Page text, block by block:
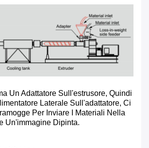
Un Adattatore Sull'estrusore, Quindi
Laterale Sull'adattatore, Ci
Per Inviare I Materiali Nella
Un'immagine Dipinta.